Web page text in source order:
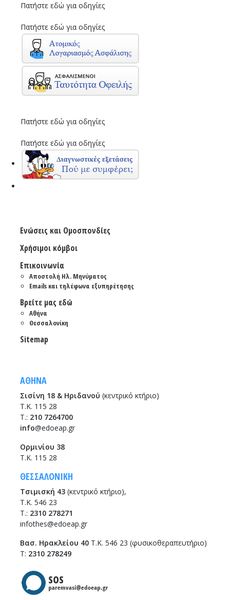
Πατήστε εδώ για οδηγίες
Πατήστε εδώ για οδηγίες
Πατήστε εδώ για οδηγίες
Πατήστε εδώ για οδηγίες
Ενώσεις και Ομοσπονδίες
Χρήσιμοι κόμβοι
Επικοινωνία
Αποστολή Ηλ. Μηνύματος
Emails και τηλέφωνα εξυπηρέτησης
Βρείτε μας εδώ
Αθήνα
Θεσσαλονίκη
Sitemap
ΑΘΗΝΑ
Σισίνη 18 & Ηριδανού (κεντρικό κτήριο)
Τ.Κ. 115 28
T.: 210 7264700
info@edoeap.gr
Ορμινίου 38
Τ.Κ. 115 28
ΘΕΣΣΑΛΟΝΙΚΗ
Τσιμισκή 43 (κεντρικό κτήριο),
Τ.Κ. 546 23
T.: 2310 278271
infothes@edoeap.gr
Βασ. Ηρακλείου 40 Τ.Κ. 546 23 (φυσικοθεραπευτήριο)
Τ: 2310 278249